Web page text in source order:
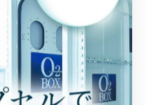
チェックポイントとなり
にフィルター交換の頻度
点検サービスが付いて
かれます。初心者の方